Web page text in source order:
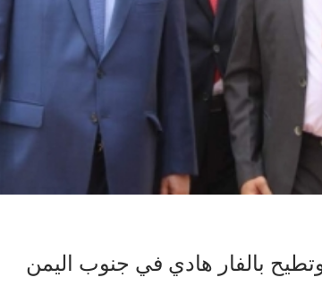
بالفار هادي في جنوب اليمن